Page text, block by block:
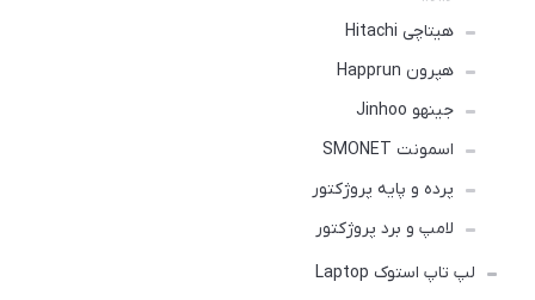
هیتاچی Hitachi
هپرون Happrun
جینهو Jinhoo
اسمونت SMONET
پرده و پایه پروژکتور
لامپ و برد پروژکتور
لپ تاپ استوک Laptop